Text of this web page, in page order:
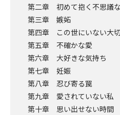
第二章 初めて抱く不思議
第三章 嫉妬
第四章 この世にいない大
第五章 不確かな愛
第六章 大好きな気持ち
第七章 妊娠
第八章 忍び寄る罠
第九章 愛されていない私
第十章 思い出せない時間